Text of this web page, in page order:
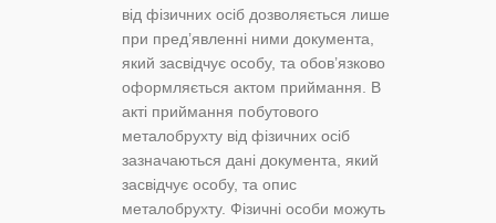
від фізичних осіб дозволяється лише
при пред’явленні ними документа,
який засвідчує особу, та обов’язково
оформляється актом приймання. В
акті приймання побутового
металобрухту від фізичних осіб
зазначаються дані документа, який
засвідчує особу, та опис
металобрухту. Фізичні особи можуть